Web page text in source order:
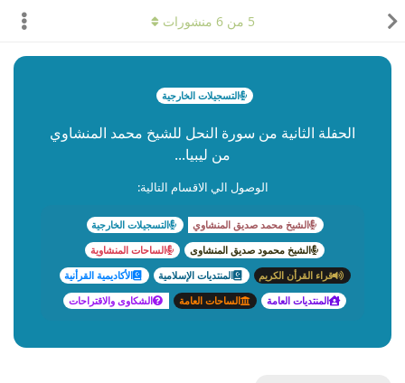
التسجيلات الخارجية
الحفلة الثانية من سورة النحل للشيخ محمد المنشاوي
من ليبيا...
الوصول الي الاقسام التالية:
الشيخ محمد صديق المنشاوي
التسجيلات الخارجية
الشيخ محمود صديق المنشاوى
الساحات المنشاوية
قراء القرأن الكريم
المنتديات الإسلامية
الأكاديمية القرأنية
المنتديات العامة
الساحات العامة الشكاوى والاقتراحات
5 من6 منشورات